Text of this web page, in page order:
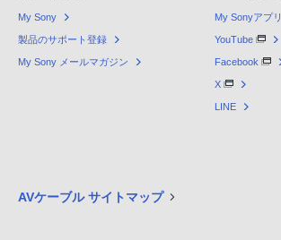
My Sony
製品のサポート登録
My Sony メールマガジン
My Sonyアプリ
YouTube
Facebook
X
LINE
AVケーブル サイトマップ